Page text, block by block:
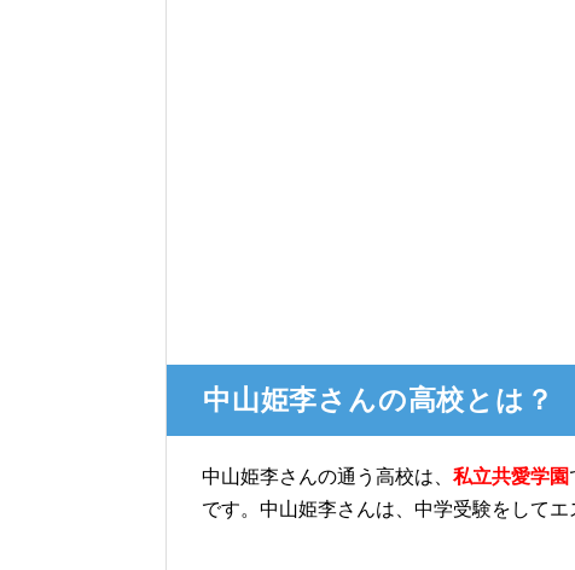
中山姫李さんの高校とは？
中山姫李さんの通う高校は、 私立共愛学園
です。中山姫李さんは、中学受験をして